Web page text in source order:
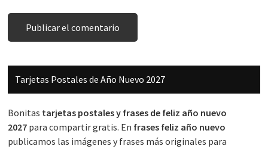
Barra
lateral
principal
Tarjetas Postales de Año Nuevo 2027
Bonitas tarjetas postales y frases de feliz año nuevo
2027 para compartir gratis. En frases feliz año nuevo
publicamos las imágenes y frases más originales para